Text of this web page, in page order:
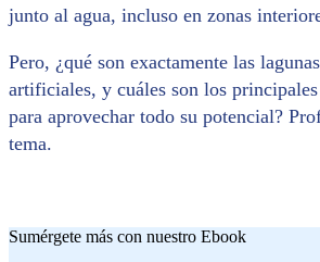
junto al agua, incluso en zonas
Pero, ¿qué son exactamente las
artificiales, y cuáles son los
para aprovechar todo su potencial?
tema.
Sumérgete más con nuestro Ebook